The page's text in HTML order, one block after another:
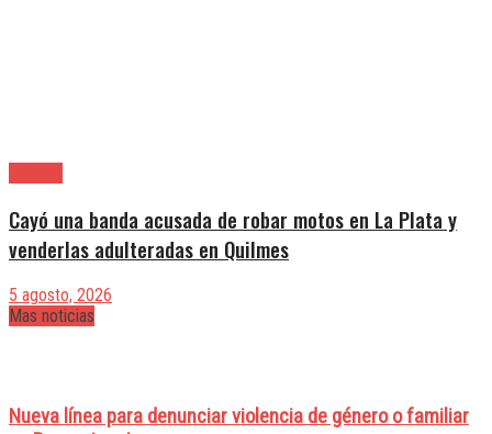
Cayó una banda acusada de robar motos en La Plata y
venderlas adulteradas en Quilmes
5 agosto, 2026
Mas noticias
Nueva línea para denunciar violencia de género o familiar